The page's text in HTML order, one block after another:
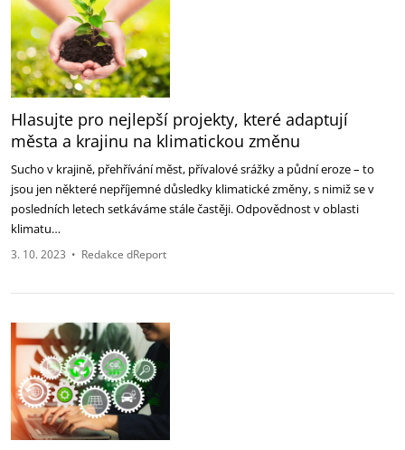
Hlasujte pro nejlepší projekty, které adaptují
města a krajinu na klimatickou změnu
Sucho v krajině, přehřívání měst, přívalové srážky a půdní eroze – to
jsou jen některé nepříjemné důsledky klimatické změny, s nimiž se v
posledních letech setkáváme stále častěji. Odpovědnost v oblasti
klimatu…
3. 10. 2023 • Redakce dReport